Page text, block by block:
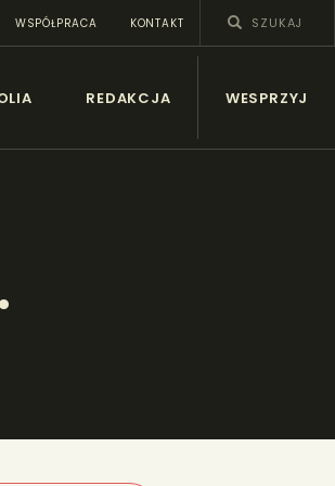
WSPÓŁPRACA KONTAKT
REDAKCJA WESPRZYJ